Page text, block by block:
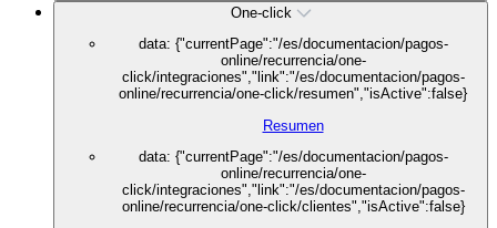
One-click
data: {"currentPage":"/es/documentacion/pagos-
online/recurrencia/one-
click/integraciones","link":"/es/documentacion/pagos-
online/recurrencia/one-click/resumen","isActive":false}
Resumen
data: {"currentPage":"/es/documentacion/pagos-
online/recurrencia/one-
click/integraciones","link":"/es/documentacion/pagos-
online/recurrencia/one-click/clientes","isActive":false}